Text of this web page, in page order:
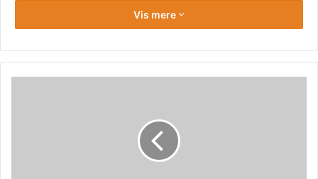
for faktorer som alder, køn, vægt, højde og
aktivitetsniveau. Basalstofskiftet (BMR) beregnes først,
at opretholde vitale funktioner som vejrtrækning og
aktivitet. Resultatet er dit totale daglige energiforbrug
(TDEE), som repræsenterer dit ligevægtsindtag.
Vis mere